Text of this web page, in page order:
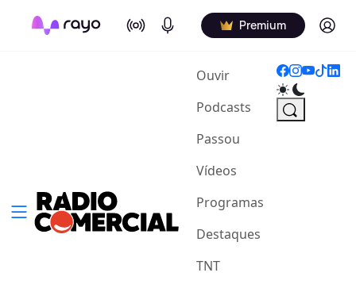
On Air Podcasts Premium Log in
Ouvir(current)
Podcasts
Passou
Vídeos
Programas
Destaques
TNT